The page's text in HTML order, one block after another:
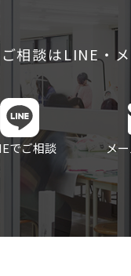
ご相談はLINE・
でご相談 メ